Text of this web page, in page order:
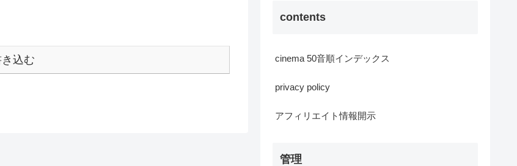
込む
contents
cinema 50音順インデックス
privacy policy
アフィリエイト情報開示
管理